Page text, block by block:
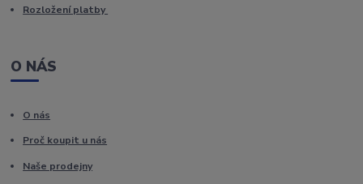
Rozložení platby
O NÁS
O nás
Proč koupit u nás
Naše prodejny